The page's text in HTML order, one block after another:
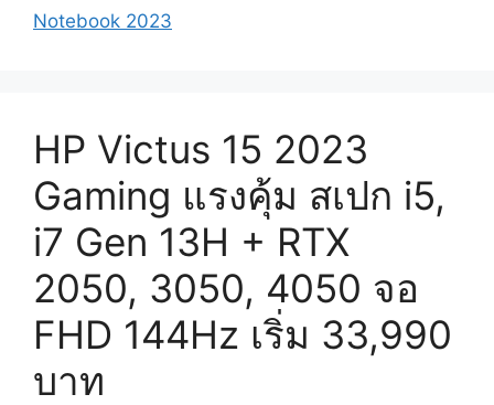
Notebook 2023
HP Victus 15 2023
Gaming แรงคุ้ม สเปก i5,
i7 Gen 13H + RTX
2050, 3050, 4050 จอ
FHD 144Hz เริ่ม 33,990
บาท